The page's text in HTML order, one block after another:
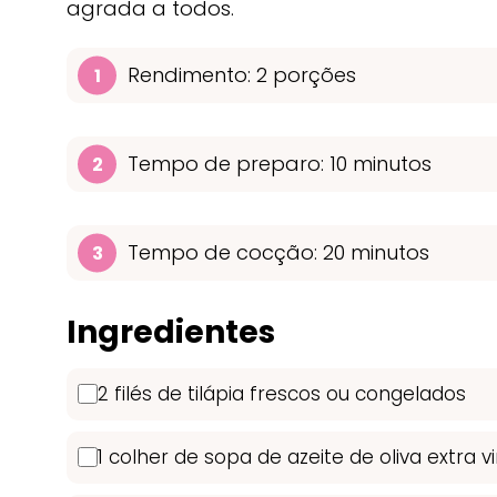
agrada a todos.
Rendimento: 2 porções
Tempo de preparo: 10 minutos
Tempo de cocção: 20 minutos
Ingredientes
2 filés de tilápia frescos ou congelados
1 colher de sopa de azeite de oliva extra